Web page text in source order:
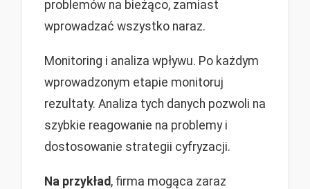
problemów na bieżąco, zamiast
wprowadzać wszystko naraz.
Monitoring i analiza wpływu. Po każdym
wprowadzonym etapie monitoruj
rezultaty. Analiza tych danych pozwoli na
szybkie reagowanie na problemy i
dostosowanie strategii cyfryzacji.
Na przykład, firma mogąca zaraz